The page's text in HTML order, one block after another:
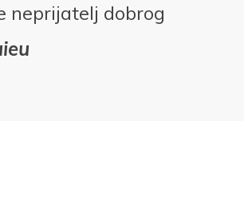
neprijatelj dobrog